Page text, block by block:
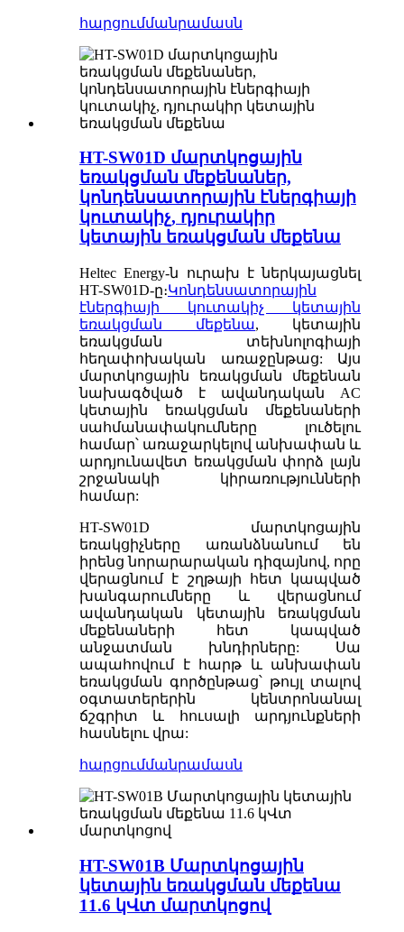
հարցումմանրամասն
HT-SW01D մարտկոցային
եռակցման մեքենաներ,
կոնդենսատորային էներգիայի
կուտակիչ, դյուրակիր
կետային եռակցման մեքենա
Heltec Energy-ն ուրախ է ներկայացնել
HT-SW01D-ը։Կոնդենսատորային
էներգիայի կուտակիչ կետային
եռակցման մեքենա, կետային
եռակցման տեխնոլոգիայի
հեղափոխական առաջընթաց: Այս
մարտկոցային եռակցման մեքենան
նախագծված է ավանդական AC
կետային եռակցման մեքենաների
սահմանափակումները լուծելու
համար՝ առաջարկելով անխափան և
արդյունավետ եռակցման փորձ լայն
շրջանակի կիրառությունների
համար:
HT-SW01D մարտկոցային
եռակցիչները առանձնանում են
իրենց նորարարական դիզայնով, որը
վերացնում է շղթայի հետ կապված
խանգարումները և վերացնում
ավանդական կետային եռակցման
մեքենաների հետ կապված
անջատման խնդիրները: Սա
ապահովում է հարթ և անխափան
եռակցման գործընթաց՝ թույլ տալով
օգտատերերին կենտրոնանալ
ճշգրիտ և հուսալի արդյունքների
հասնելու վրա:
հարցումմանրամասն
HT-SW01B Մարտկոցային
կետային եռակցման մեքենա
11.6 կՎտ մարտկոցով